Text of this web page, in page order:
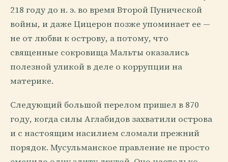
218 году до н. э. во время Второй Пунической
войны, и даже Цицерон позже упоминает ее —
не от любви к острову, а потому, что
священные сокровища Мальты оказались
полезной уликой в деле о коррупции на
материке.
Следующий большой перелом пришел в 870
году, когда силы Аглабидов захватили острова
и с настоящим насилием сломали прежний
порядок. Мусульманское правление не просто